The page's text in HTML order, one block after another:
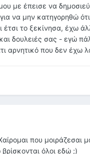
με έπεισε να
να μην κατηγορηθώ
το ξεκίνησα, έχω
δουλειές σας - εγώ
αρνητικό που δεν έχω
που μοιράζεσαι
όλοι εδώ ;)